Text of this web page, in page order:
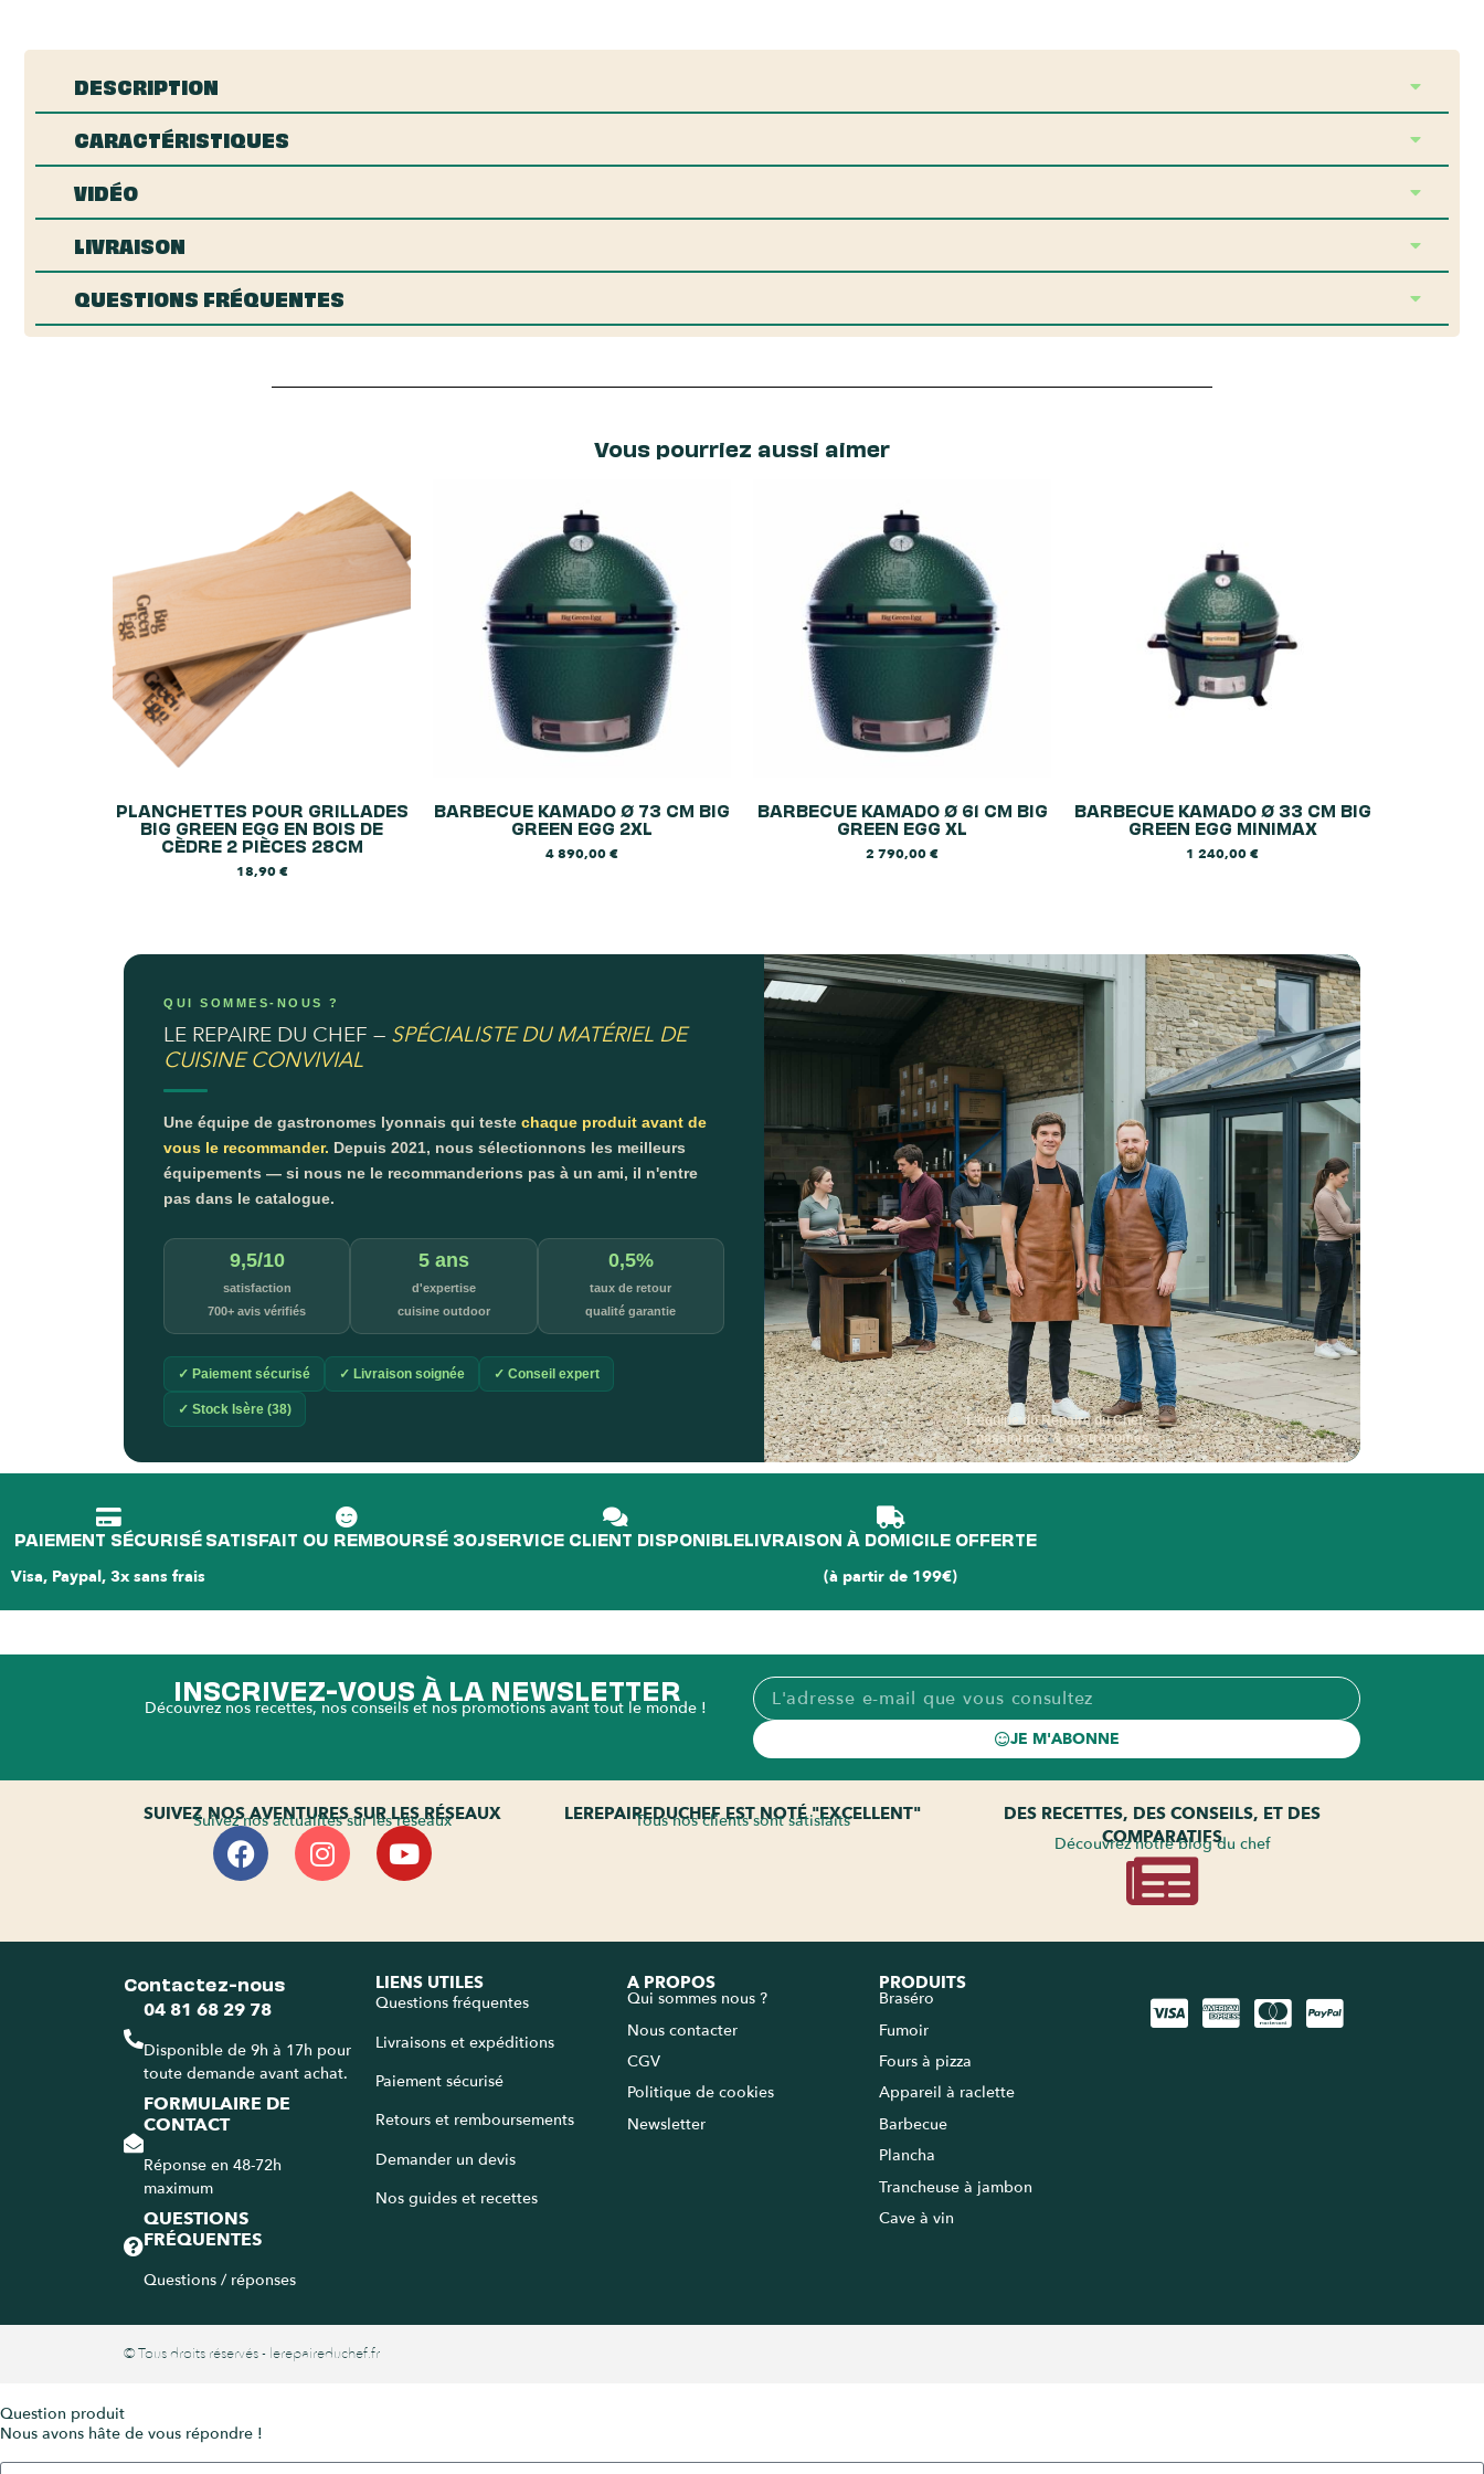
DESCRIPTION
CARACTÉRISTIQUES
VIDÉO
LIVRAISON
QUESTIONS FRÉQUENTES
Vous pourriez aussi aimer
PLANCHETTES POUR GRILLADES
BIG GREEN EGG EN BOIS DE
CÈDRE 2 PIÈCES 28CM
18,90€
BARBECUE KAMADO Ø 73 CM BIG
GREEN EGG 2XL
4 890,00€
BARBECUE KAMADO Ø 61 CM BIG
GREEN EGG XL
2 790,00€
BARBECUE KAMADO Ø 33 CM BIG
GREEN EGG MINIMAX
1 240,00€
QUI SOMMES-NOUS ?
LE REPAIRE DU CHEF — SPÉCIALISTE DU MATÉRIEL DE
CUISINE CONVIVIAL
Une équipe de gastronomes lyonnais qui teste chaque produit avant de
vous le recommander. Depuis 2021, nous sélectionnons les meilleurs
équipements — si nous ne le recommanderions pas à un ami, il n'entre
pas dans le catalogue.
9,5/10
satisfaction
700+ avis vérifiés
5 ans
d'expertise
cuisine outdoor
0,5%
taux de retour
qualité garantie
✓ Paiement sécurisé ✓ Livraison soignée ✓ Conseil expert
✓ Stock Isère (38)
L'équipe du Repaire du Chef —
passionnés & gastronomes
PAIEMENT SÉCURISÉ
Visa, Paypal, 3x sans frais
SATISFAIT OU REMBOURSÉ 30JSERVICE CLIENT DISPONIBLELIVRAISON À DOMICILE OFFERTE
(à partir de 199€)
INSCRIVEZ-VOUS À LA NEWSLETTER
Découvrez nos recettes, nos conseils et nos promotions avant tout le monde !
JE M'ABONNE
SUIVEZ NOS AVENTURES SUR LES RÉSEAUX
Suivez nos actualités sur les réseaux LEREPAIREDUCHEF EST NOTÉ "EXCELLENT"
Tous nos clients sont satisfaits
DES RECETTES, DES CONSEILS, ET DES
COMPARATIFS
Découvrez notre blog du chef
Contactez-nous
04 81 68 29 78
Disponible de 9h à 17h pour
toute demande avant achat.
FORMULAIRE DE
CONTACT
Réponse en 48-72h
maximum
QUESTIONS
FRÉQUENTES
Questions / réponses
LIENS UTILES
Questions fréquentes
Livraisons et expéditions
Paiement sécurisé
Retours et remboursements
Demander un devis
Nos guides et recettes
A PROPOS
Qui sommes nous ?
Nous contacter
CGV
Politique de cookies
Newsletter
PRODUITS
Braséro
Fumoir
Fours à pizza
Appareil à raclette
Barbecue
Plancha
Trancheuse à jambon
Cave à vin
© Tous droits réservés - lerepaireduchef.fr
Question produit
Nous avons hâte de vous répondre !